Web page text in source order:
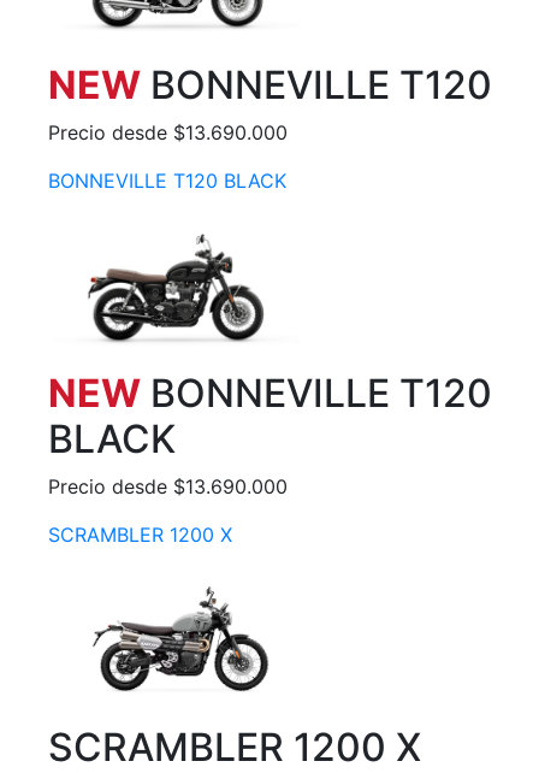
NEW BONNEVILLE T120
Precio desde $13.690.000
BONNEVILLE T120 BLACK
NEW BONNEVILLE T120
BLACK
Precio desde $13.690.000
SCRAMBLER 1200 X
SCRAMBLER 1200 X